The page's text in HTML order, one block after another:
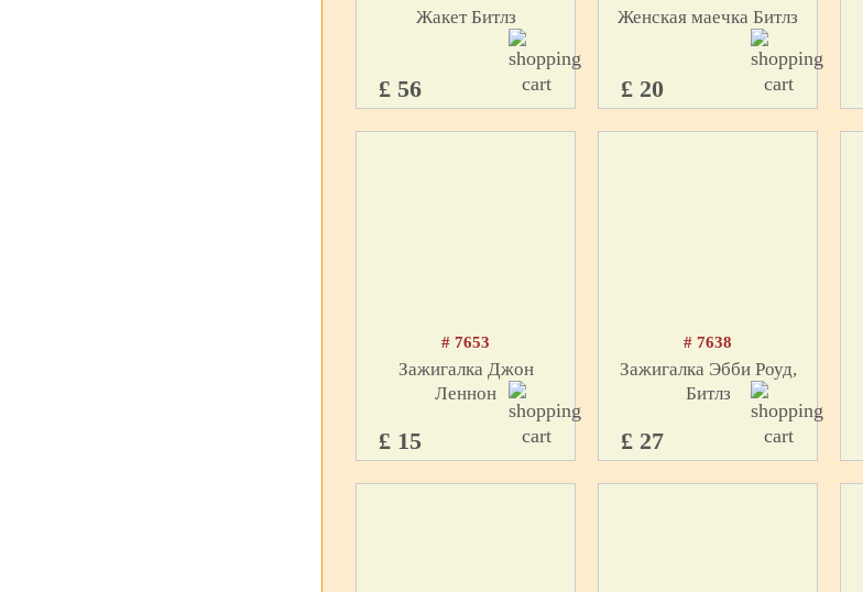
Жакет Битлз
£ 56
Женская маечка Битлз
£ 20
# 7653
Зажигалка Джон
Леннон
£ 15
# 7638
Зажигалка Эбби Роуд,
Битлз
£ 27